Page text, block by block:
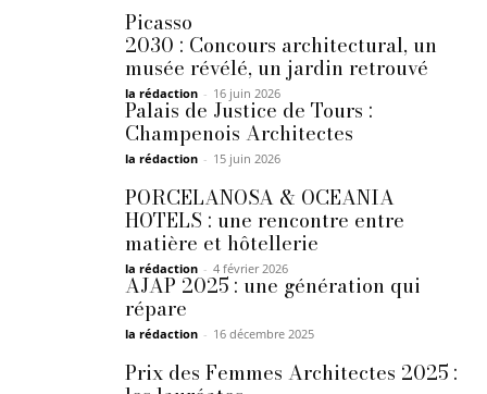
Picasso
2030 : Concours architectural, un
musée révélé, un jardin retrouvé
la rédaction - 16 juin 2026
Palais de Justice de Tours :
Champenois Architectes
la rédaction - 15 juin 2026
PORCELANOSA & OCEANIA
HOTELS : une rencontre entre
matière et hôtellerie
la rédaction - 4 février 2026
AJAP 2025 : une génération qui
répare
la rédaction - 16 décembre 2025
Prix des Femmes Architectes 2025 :